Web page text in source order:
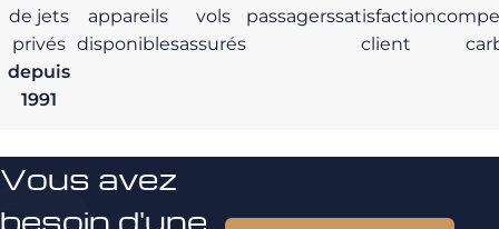
de jets
privés
depuis
1991
appareils
disponibles
vols
assurés
passagerssatisfaction
client
Vous avez
besoin d'une